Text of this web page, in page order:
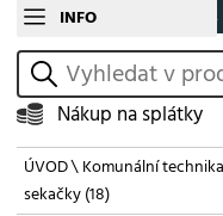
INFO CZ
vyhledat
Nákup na splátky
ÚVOD\Komunální technika
sekačky(18)